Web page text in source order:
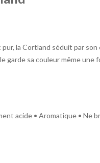
la Cortland séduit par
garde sa couleur même
acide • Aromatique • Ne